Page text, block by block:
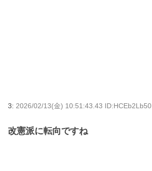
3: 2026/02/13(金) 10:51:43.43 ID:HCEb2Lb50
改憲派に転向ですね